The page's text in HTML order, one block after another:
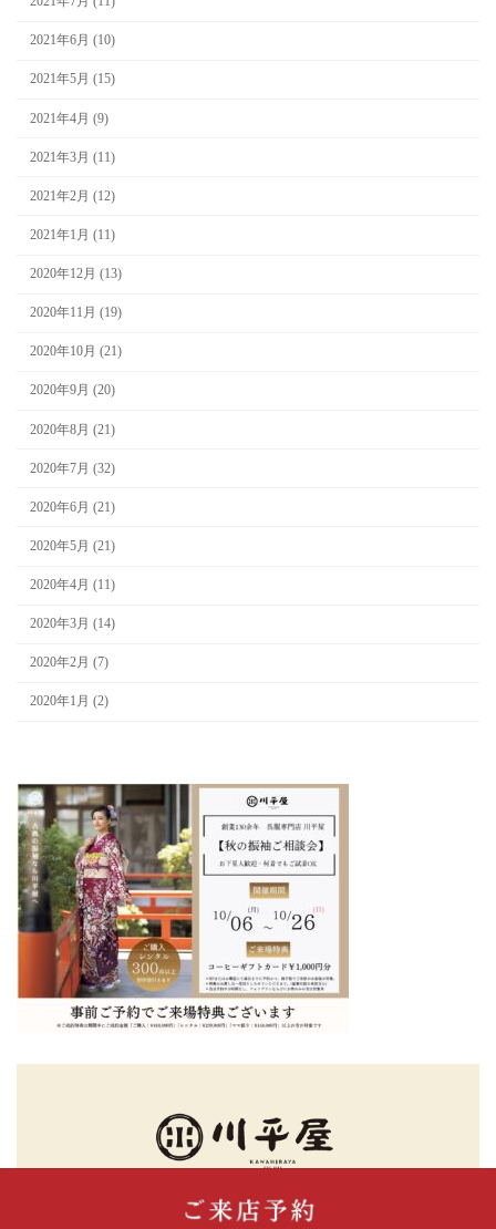
2021年6月 (10)
2021年5月 (15)
2021年4月 (9)
2021年3月 (11)
2021年2月 (12)
2021年1月 (11)
2020年12月 (13)
2020年11月 (19)
2020年10月 (21)
2020年9月 (20)
2020年8月 (21)
2020年7月 (32)
2020年6月 (21)
2020年5月 (21)
2020年4月 (11)
2020年3月 (14)
2020年2月 (7)
2020年1月 (2)